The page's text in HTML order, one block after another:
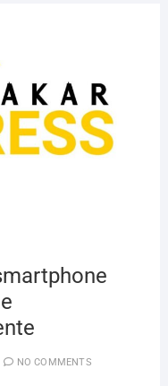
NO COMMENTS